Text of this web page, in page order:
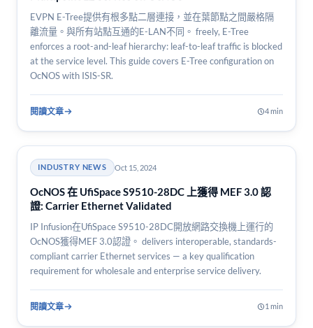
EVPN E-Tree提供有根多點二層連接，並在葉節點之間嚴格隔
離流量。與所有站點互通的E-LAN不同。 freely, E-Tree
enforces a root-and-leaf hierarchy: leaf-to-leaf traffic is blocked
at the service level. This guide covers E-Tree configuration on
OcNOS with ISIS-SR.
閱讀文章 4 min
INDUSTRY NEWS Oct 15, 2024
OcNOS 在 UfiSpace S9510-28DC 上獲得 MEF 3.0 認
證: Carrier Ethernet Validated
IP Infusion在UfiSpace S9510-28DC開放網路交換機上運行的
OcNOS獲得MEF 3.0認證。 delivers interoperable, standards-
compliant carrier Ethernet services — a key qualification
requirement for wholesale and enterprise service delivery.
閱讀文章 1 min